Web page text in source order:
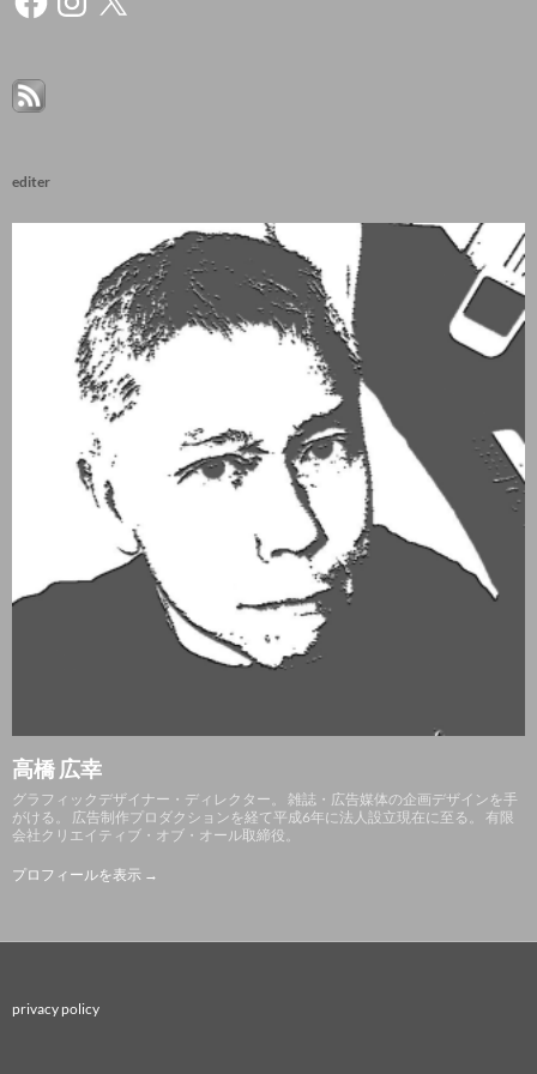
editer
高橋 広幸
グラフィックデザイナー・ディレクター。 雑誌・広告媒体の企画デザインを手
がける。 広告制作プロダクションを経て平成6年に法人設立現在に至る。 有限
会社クリエイティブ・オブ・オール取締役。
プロフィールを表示 →
privacy policy